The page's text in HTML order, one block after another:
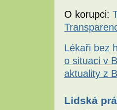
O korupci:
Lékaři bez
o situaci v
aktuality z
Lidská